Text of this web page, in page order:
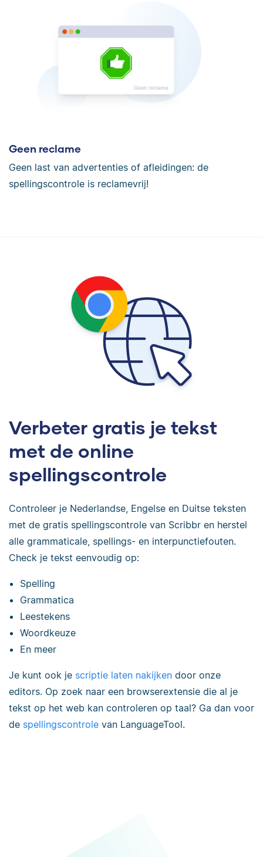
Geen reclame
Geen last van advertenties of afleidingen: de
spellingscontrole is reclamevrij!
Verbeter gratis je tekst
met de online
spellingscontrole
Controleer je Nederlandse, Engelse en Duitse teksten
met de gratis spellingscontrole van Scribbr en herstel
alle grammaticale, spellings- en interpunctiefouten.
Check je tekst eenvoudig op:
Spelling
Grammatica
Leestekens
Woordkeuze
En meer
Je kunt ook je scriptie laten nakijken door onze
editors. Op zoek naar een browserextensie die al je
tekst op het web kan controleren op taal? Ga dan voor
de spellingscontrole van LanguageTool.